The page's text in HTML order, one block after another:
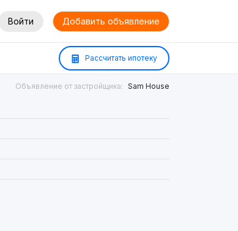
Войти Добавить объявление
Рассчитать ипотеку
Объявление от застройщика: Sam House